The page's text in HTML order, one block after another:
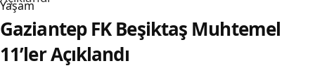
Yaşam
Gaziantep FK Beşiktaş Muhtemel
11’ler Açıklandı